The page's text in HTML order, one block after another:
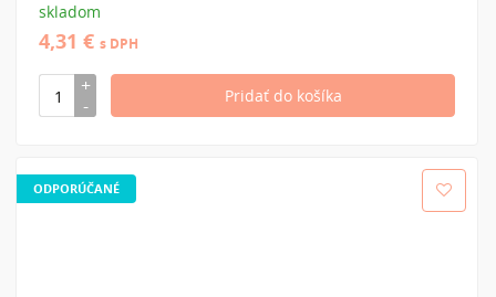
skladom
4,31 € s DPH
ODPORÚČANÉ